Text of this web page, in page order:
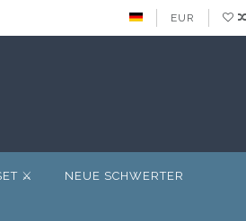
EUR
⚔️ NEUE SCHWERTER